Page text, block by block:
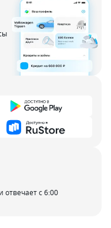
отвечает с 6:00